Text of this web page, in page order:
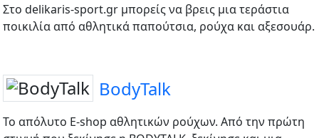
Στο delikaris-sport.gr μπορείς να βρεις μια τεράστια
ποικιλία από αθλητικά παπούτσια, ρούχα και αξεσουάρ.
BodyTalk
Το απόλυτο E-shop αθλητικών ρούχων. Από την πρώτη